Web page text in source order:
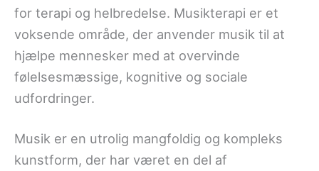
for terapi og helbredelse. Musikterapi er et
voksende område, der anvender musik til at
hjælpe mennesker med at overvinde
følelsesmæssige, kognitive og sociale
udfordringer.
Musik er en utrolig mangfoldig og kompleks
kunstform, der har været en del af